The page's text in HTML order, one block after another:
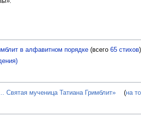
в алфавитном порядке(всего 65 стихов)
мученица Татиана Гримблит» (на